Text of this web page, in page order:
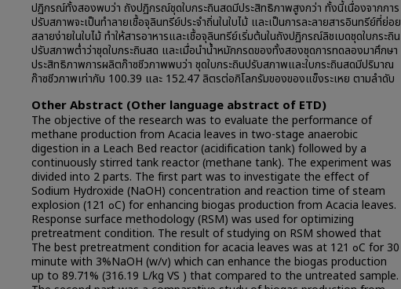
ปฏิกรณ์ทั้งสองพบว่า ถังปฏิกรณ์ชุดใบกระถินสดมีประสิทธิภาพสูงกว่า ทั้งนี้เนื่องจากการ
ปรับสภาพจะเป็นทำลายเชื้อจุลินทรีย์ประจำถิ่นในใบไม้ และเป็นการละลายสารอินทรีย์ที่ย่อย
สลายง่ายในใบไม้ ทำให้สารอาหารและเชื้อจุลินทรีย์เริ่มต้นในถังปฏิกรณ์ลิชเบดชุดใบกระถิน
ปรับสภาพต่ำว่าชุดใบกระถินสด และเมื่อนำน้ำหมักกรดของทั้งสองชุดการทดลองมาศึกษา
ประสิทธิภาพการผลิตก๊าซชีวภาพพบว่า ชุดใบกระถินปรับสภาพและใบกระถินสดมีปริมาณ
ก๊าซชีวภาพเท่ากับ 100.39 และ 152.47 ลิตรต่อกิโลกรัมของของแข็งระเหย ตามลำดับ
Other Abstract (Other language abstract of ETD)
The objective of the research was to evaluate the performance of
methane production from Acacia leaves in two-stage anaerobic
digestion in a Leach Bed reactor (acidification tank) followed by a
continuously stirred tank reactor (methane tank). The experiment was
divided into 2 parts. The first part was to investigate the effect of
Sodium Hydroxide (NaOH) concentration and reaction time of steam
explosion (121 ๐C) for enhancing biogas production from Acacia leaves.
Response surface methodology (RSM) was used for optimizing
pretreatment condition. The result of studying on RSM showed that
The best pretreatment condition for acacia leaves was at 121 ๐C for 30
minute with 3%NaOH (w/v) which can enhance the biogas production
up to 89.71% (316.19 L/kg VS ) that compared to the untreated sample.